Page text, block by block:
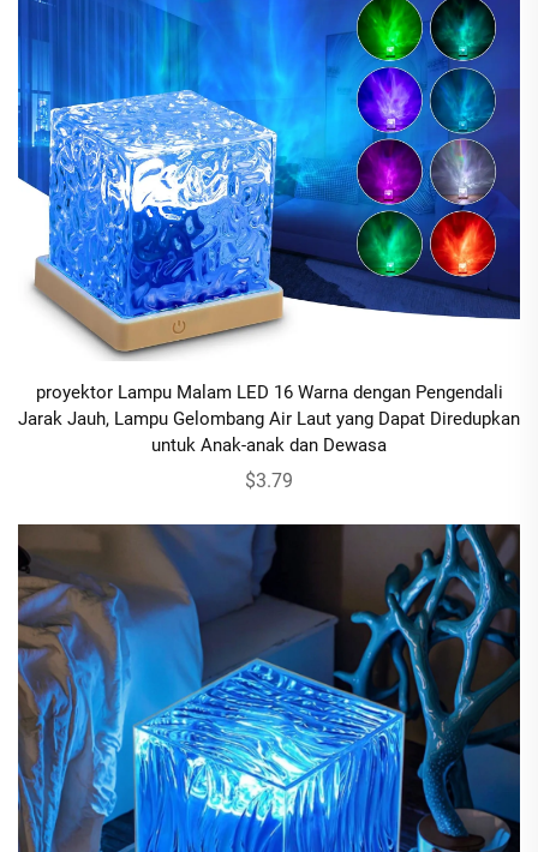
proyektor Lampu Malam LED 16 Warna dengan Pengendali
Jarak Jauh, Lampu Gelombang Air Laut yang Dapat Diredupkan
untuk Anak-anak dan Dewasa
$3.79